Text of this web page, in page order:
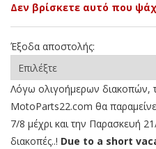
Δεν βρίσκετε αυτό που
Έξοδα αποστολής:
Λόγω ολιγοήμερων διακοπών,
MotoParts22.com θα
7/8 μέχρι και την Παρασκευή
διακοπές..! Due to a short